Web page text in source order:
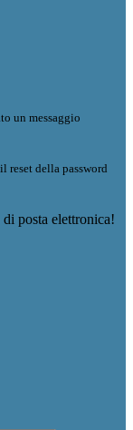
un messaggio
reset della password
posta elettronica!